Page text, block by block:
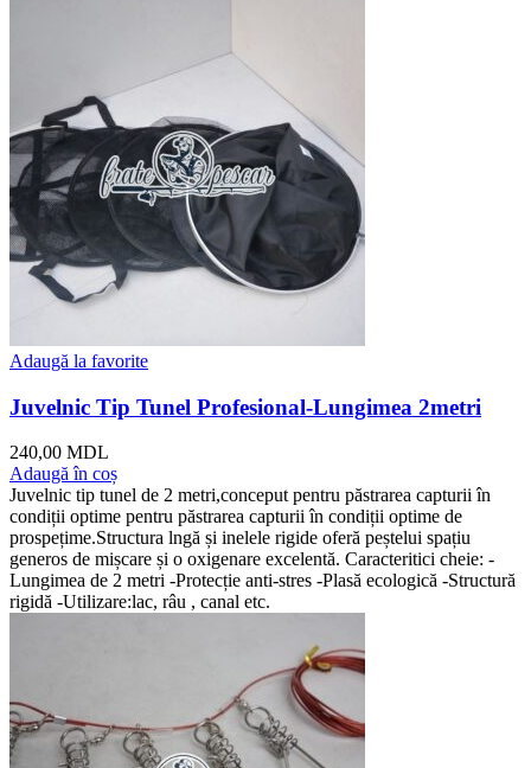
Adaugă la favorite
Juvelnic Tip Tunel Profesional-Lungimea 2metri
240,00 MDL
Adaugă în coș
Juvelnic tip tunel de 2 metri,conceput pentru păstrarea capturii în
condiții optime pentru păstrarea capturii în condiții optime de
prospețime.Structura lngă și inelele rigide oferă peștelui spațiu
generos de mișcare și o oxigenare excelentă. Caracteritici cheie: -
Lungimea de 2 metri -Protecție anti-stres -Plasă ecologică -Structură
rigidă -Utilizare:lac, râu , canal etc.